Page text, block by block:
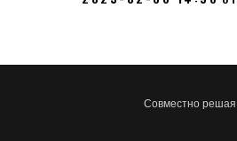
Совместно решая